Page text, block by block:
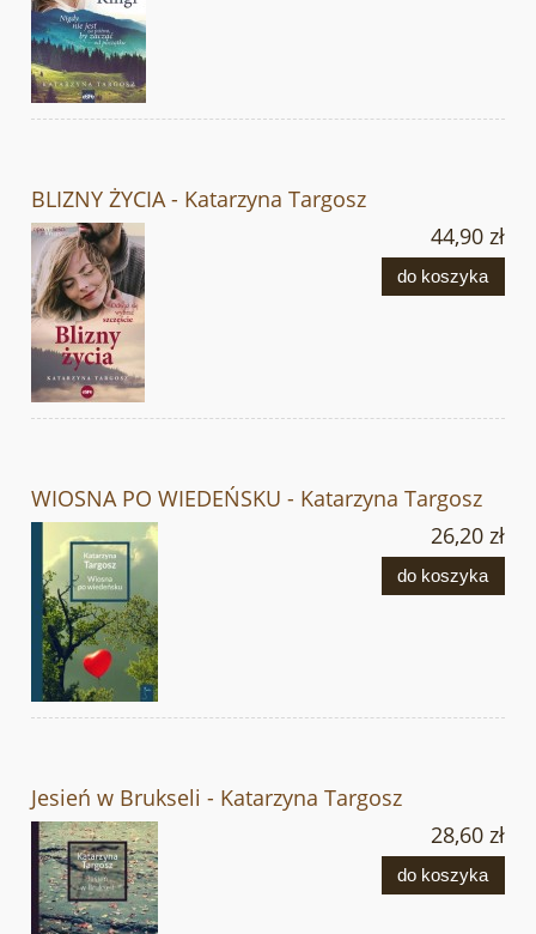
BLIZNY ŻYCIA - Katarzyna Targosz
44,90 zł
do koszyka
WIOSNA PO WIEDEŃSKU - Katarzyna Targosz
26,20 zł
do koszyka
Jesień w Brukseli - Katarzyna Targosz
28,60 zł
do koszyka